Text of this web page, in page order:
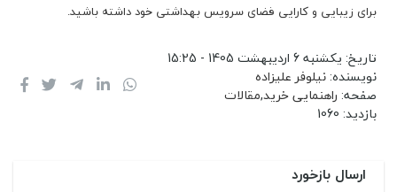
برای زیبایی و کارایی فضای سرویس بهداشتی خود داشته باشید.
تاریخ: یکشنبه 6 اردیبهشت 1405 - 15:25
نویسنده:نیلوفر علیزاده
صفحه: راهنمایی خرید,مقالات
بازدید: 1060
ارسال بازخورد